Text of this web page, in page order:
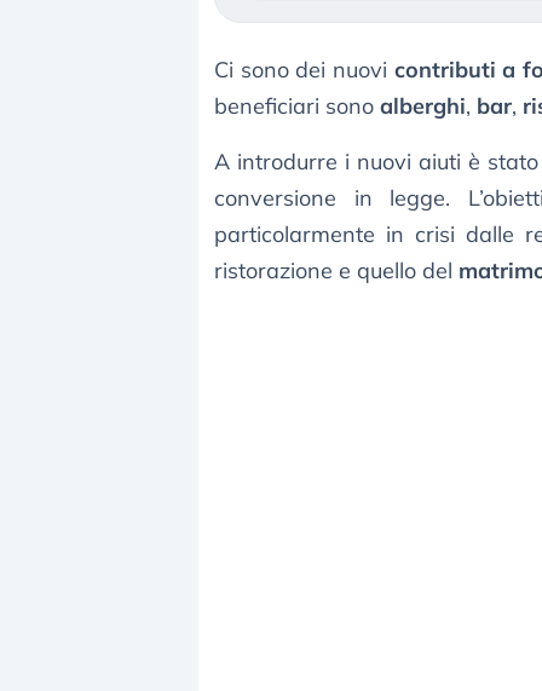
Ci sono dei nuovi contributi a
beneficiari sono alberghi, bar,
A introdurre i nuovi aiuti è
conversione in legge.
particolarmente in crisi dalle
ristorazione e quello del